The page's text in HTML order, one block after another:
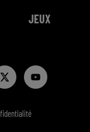
JEUX